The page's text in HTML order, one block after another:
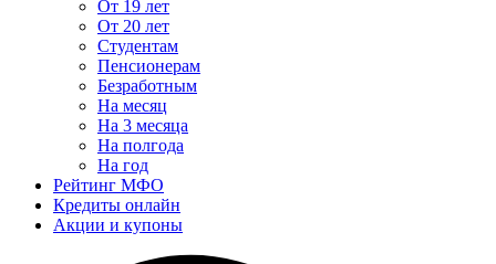
От 19 лет
От 20 лет
Студентам
Пенсионерам
Безработным
На месяц
На 3 месяца
На полгода
На год
Рейтинг МФО
Кредиты онлайн
Акции и купоны